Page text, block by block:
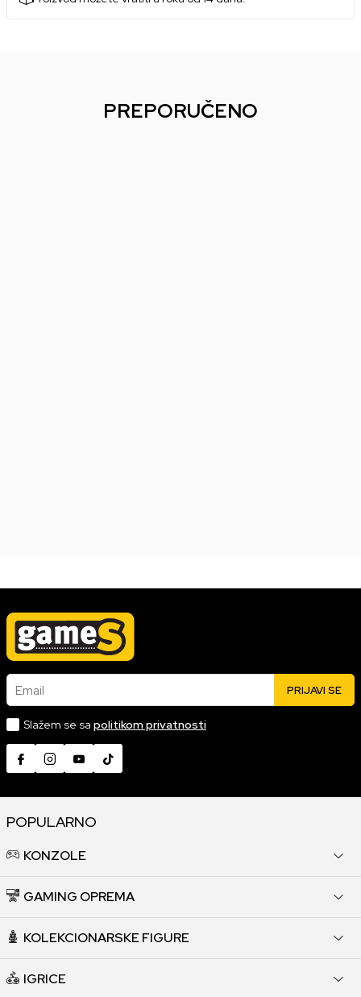
PREPORUČENO
Email PRIJAVI SE
Slažem se sa politikom privatnosti
POPULARNO
KONZOLE
GAMING OPREMA
KOLEKCIONARSKE FIGURE
IGRICE